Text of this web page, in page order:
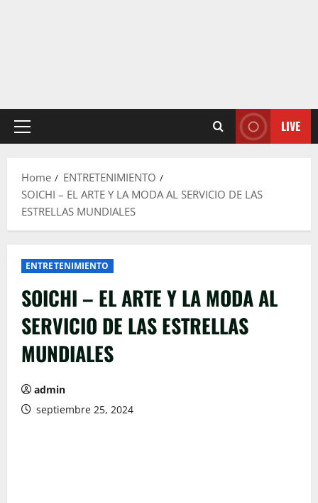
Primary
LIVE
Home
ENTRETENIMIENTO
SOICHI – EL ARTE Y LA MODA AL SERVICIO DE LAS
ESTRELLAS MUNDIALES
ENTRETENIMIENTO
SOICHI – EL ARTE Y LA MODA AL
SERVICIO DE LAS ESTRELLAS
MUNDIALES
admin
septiembre 25, 2024